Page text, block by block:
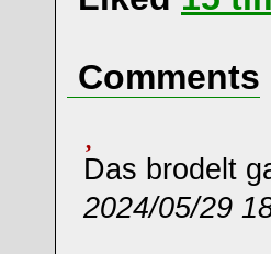
Comments
Das brodelt
2024/05/29